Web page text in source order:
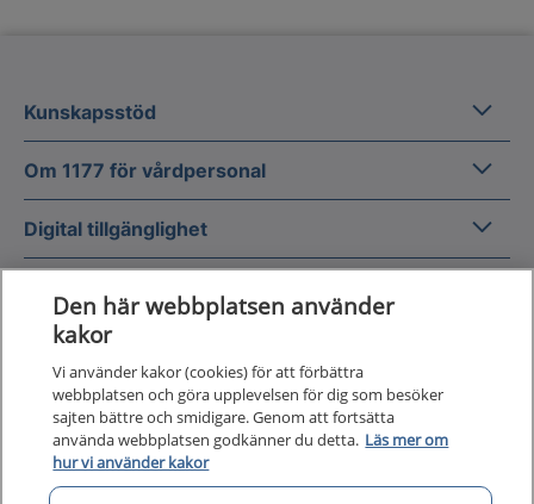
Kunskapsstöd
Om 1177 för vårdpersonal Om
Digital tillgänglighet Digital
Till startsidan för 1177 för
för vårdpersonal
1177 för vårdpersonal samlar information
och nationella kunskapsstöd och är en del av
Den här webbplatsen använder
kakor
Vi använder kakor (cookies) för att förbättra
webbplatsen och göra upplevelsen för dig som besöker
sajten bättre och smidigare. Genom att fortsätta
använda webbplatsen godkänner du detta. Läs mer om
hur vi använder kakor